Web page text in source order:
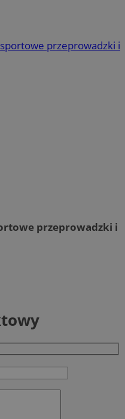
przeprowadzki i
przeprowadzki i